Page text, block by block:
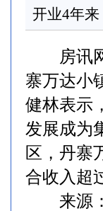
开业4年
房讯网
寨万达小
健林表示
发展成为
区，丹寨
合收入超
来源：